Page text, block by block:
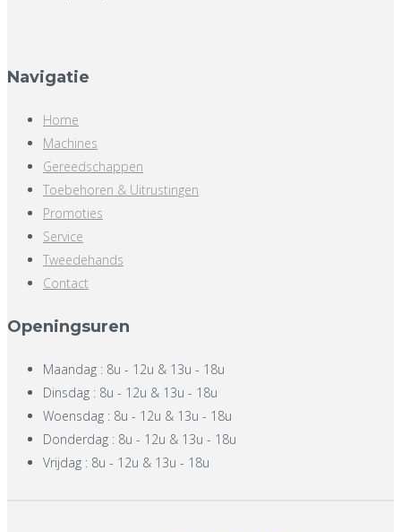
Navigatie
Home
Machines
Gereedschappen
Toebehoren & Uitrustingen
Promoties
Service
Tweedehands
Contact
Openingsuren
Maandag : 8u - 12u & 13u - 18u
Dinsdag : 8u - 12u & 13u - 18u
Woensdag : 8u - 12u & 13u - 18u
Donderdag : 8u - 12u & 13u - 18u
Vrijdag : 8u - 12u & 13u - 18u